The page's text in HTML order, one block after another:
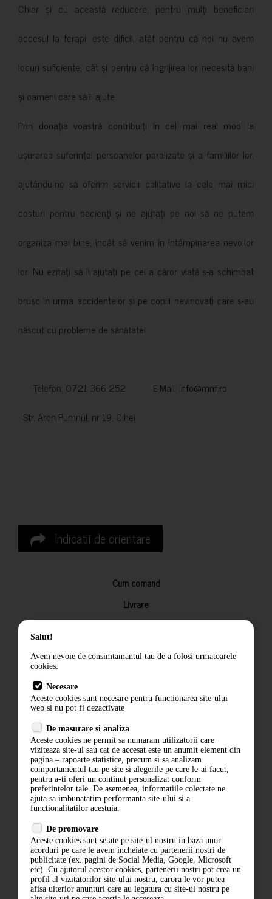
Chiar și cu această reducere, pentru mulți beneficiari
accesul la terapii este dificil, atât pentru că noi nu avem
locuri suficiente, cât și pentru că îngrijirea lor necesită bani
și oameni care să îi ajute.
Prin donația voastră contribuiți în cel mai real mod la
ușurarea suferinței persoanelor paralizate și a familiilor lor,
ajutându-ne să oferim servicii calitative la cele mai mici
costuri pentru pacienți și ne ajutați pe noi să ne putem
organiza mai bine, încât să venim în întâmpinarea nevoilor
lor. Nu ezitați să îi ajutați pe cei a căror viață s-a schimbat
brusc în urma accidentelor și pe copiii nevinovati care s-au
născut cu probleme de sănătate!
Telefon: 0721 366 252 E-Mail: info@mnf.ro
Str. Aron Pumnul, nr 19, Cihei
Indicatii de orientare
Cum comand
Livrare
Returnarea produselor
Termeni si conditii
Politica de confidentialitate
ANPC
ABONARE LA NEWSLETTER
ABONARE
Salut!
Avem nevoie de consimtamantul tau de a folosi urmatoarele
cookies:
Necesare
Aceste cookies sunt necesare pentru functionarea site-ului
web si nu pot fi dezactivate
De masurare si analiza
Aceste cookies ne permit sa numaram utilizatorii care
viziteaza site-ul sau cat de accesat este un anumit element din
pagina – rapoarte statistice, precum si sa analizam
comportamentul tau pe site si alegerile pe care le-ai facut,
pentru a-ti oferi un continut personalizat conform
preferintelor tale. De asemenea, informatiile colectate ne
ajuta sa imbunatatim performanta site-ului si a
functionalitatilor acestuia.
De promovare
Aceste cookies sunt setate pe site-ul nostru in baza unor
acorduri pe care le avem incheiate cu partenerii nostri de
publicitate (ex. pagini de Social Media, Google, Microsoft
etc). Cu ajutorul acestor cookies, partenerii nostri pot crea un
profil al vizitatorilor site-ului nostru, carora le vor putea
afisa ulterior anunturi care au legatura cu site-ul nostru pe